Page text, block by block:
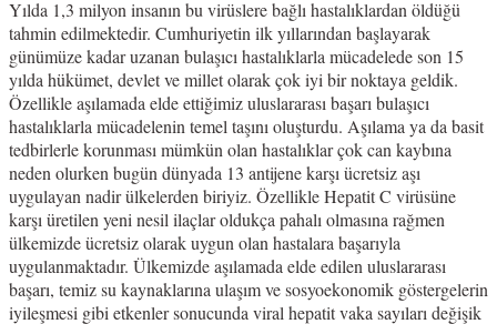
Yılda 1,3 milyon insanın bu virüslere bağlı hastalıklardan öldüğü
tahmin edilmektedir. Cumhuriyetin ilk yıllarından başlayarak
günümüze kadar uzanan bulaşıcı hastalıklarla mücadelede son 15
yılda hükümet, devlet ve millet olarak çok iyi bir noktaya geldik.
Özellikle aşılamada elde ettiğimiz uluslararası başarı bulaşıcı
hastalıklarla mücadelenin temel taşını oluşturdu. Aşılama ya da basit
tedbirlerle korunması mümkün olan hastalıklar çok can kaybına
neden olurken bugün dünyada 13 antijene karşı ücretsiz aşı
uygulayan nadir ülkelerden biriyiz. Özellikle Hepatit C virüsüne
karşı üretilen yeni nesil ilaçlar oldukça pahalı olmasına rağmen
ülkemizde ücretsiz olarak uygun olan hastalara başarıyla
uygulanmaktadır. Ülkemizde aşılamada elde edilen uluslararası
başarı, temiz su kaynaklarına ulaşım ve sosyoekonomik göstergelerin
iyileşmesi gibi etkenler sonucunda viral hepatit vaka sayıları değişik